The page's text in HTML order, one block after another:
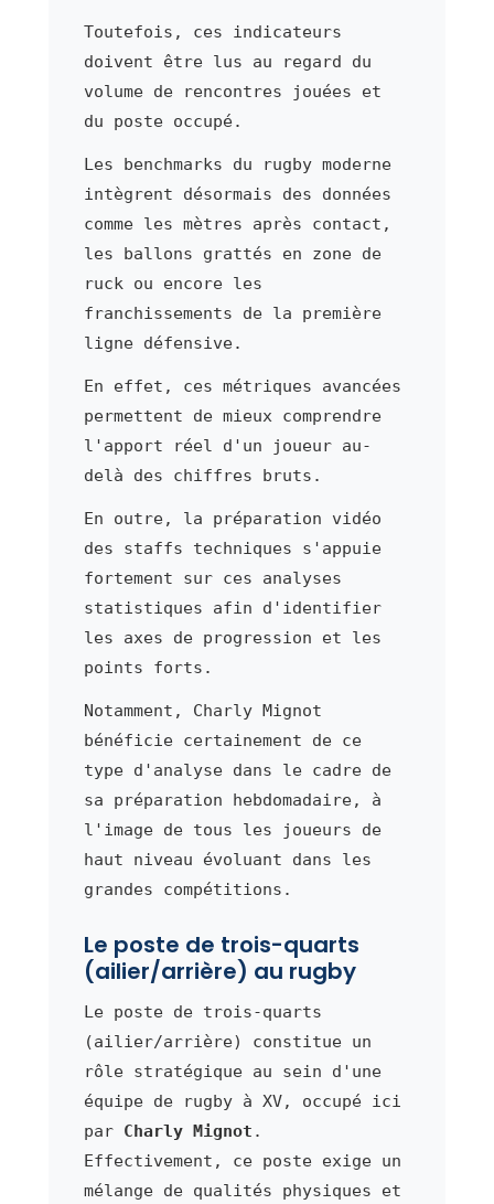
Toutefois, ces indicateurs
doivent être lus au regard du
volume de rencontres jouées et
du poste occupé.
Les benchmarks du rugby moderne
intègrent désormais des données
comme les mètres après contact,
les ballons grattés en zone de
ruck ou encore les
franchissements de la première
ligne défensive.
En effet, ces métriques avancées
permettent de mieux comprendre
l'apport réel d'un joueur au-
delà des chiffres bruts.
En outre, la préparation vidéo
des staffs techniques s'appuie
fortement sur ces analyses
statistiques afin d'identifier
les axes de progression et les
points forts.
Notamment, Charly Mignot
bénéficie certainement de ce
type d'analyse dans le cadre de
sa préparation hebdomadaire, à
l'image de tous les joueurs de
haut niveau évoluant dans les
grandes compétitions.
Le poste de trois-quarts
(ailier/arrière) au rugby
Le poste de trois-quarts
(ailier/arrière) constitue un
rôle stratégique au sein d'une
équipe de rugby à XV, occupé ici
par Charly Mignot .
Effectivement, ce poste exige un
mélange de qualités physiques et